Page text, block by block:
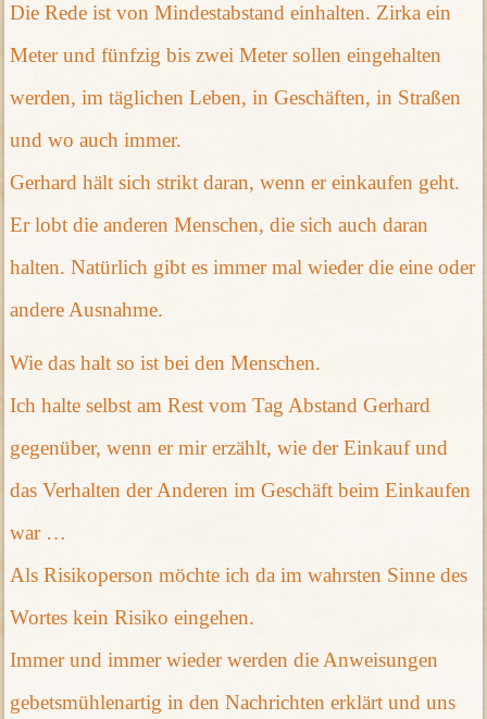
Die Rede ist von Mindestabstand einhalten. Zirka ein
Meter und fünfzig bis zwei Meter sollen eingehalten
werden, im täglichen Leben, in Geschäften, in Straßen
und wo auch immer.
Gerhard hält sich strikt daran, wenn er einkaufen geht.
Er lobt die anderen Menschen, die sich auch daran
halten. Natürlich gibt es immer mal wieder die eine oder
andere Ausnahme.
Wie das halt so ist bei den Menschen.
Ich halte selbst am Rest vom Tag Abstand Gerhard
gegenüber, wenn er mir erzählt, wie der Einkauf und
das Verhalten der Anderen im Geschäft beim Einkaufen
war …
Als Risikoperson möchte ich da im wahrsten Sinne des
Wortes kein Risiko eingehen.
Immer und immer wieder werden die Anweisungen
gebetsmühlenartig in den Nachrichten erklärt und uns